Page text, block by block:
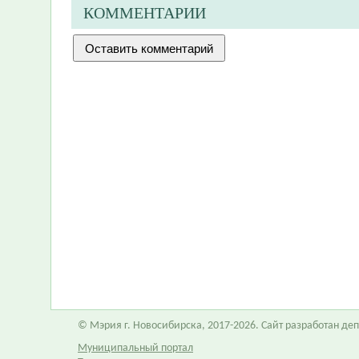
КОММЕНТАРИИ
© Мэрия г. Новосибирска, 2017-2026. Сайт разработан
Муниципальный портал